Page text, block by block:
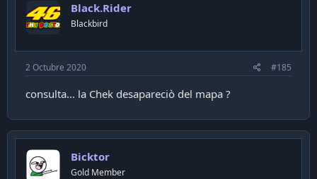
o
n
s
Black.Rider
Blackbird
2 Octubre 2020 #185
consulta... la Chek desapareciò del mapa ?
Bicktor
Gold Member